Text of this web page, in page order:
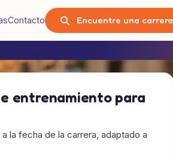
Contacto Encuentre una carrera
entrenamiento para
a la fecha de la carrera, adaptado a